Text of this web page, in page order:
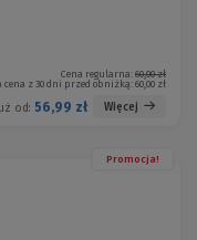
Cena regularna: 60,00 zł
cena z 30 dni przed obniżką:60,00 zł
Już od: 56,99 zł Więcej
Promocja!